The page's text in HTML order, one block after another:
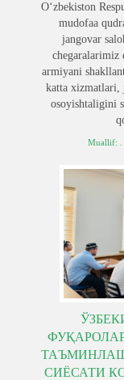
O‘zbekiston
mudofaa
jangovar
armiyani
katta
osoyishtaligini
Muallif: . .
СИЁСАТИ